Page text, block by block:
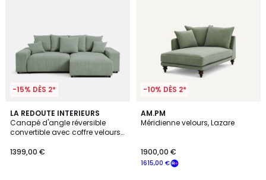
-15% DÈS 2*
LA REDOUTE INTERIEURS
Canapé d'angle réversible
convertible avec coffre velours
1399,00 €
2,4
/ 5
6
Couleurs
-10% DÈS 2*
AM.PM
Méridienne velours, Lazare
1615,00 €
1900,00 €
3,2
/ 5
16
Couleurs